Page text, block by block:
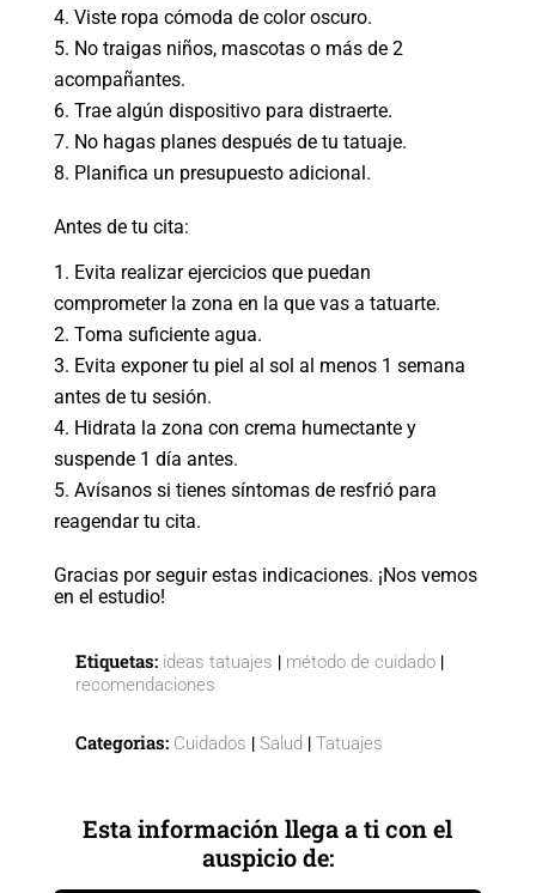
Viste ropa cómoda de color oscuro.
No traigas niños, mascotas o más de 2
acompañantes.
Trae algún dispositivo para distraerte.
No hagas planes después de tu tatuaje.
Planifica un presupuesto adicional.
Antes de tu cita:
Evita realizar ejercicios que puedan
comprometer la zona en la que vas a tatuarte.
Toma suficiente agua.
Evita exponer tu piel al sol al menos 1 semana
antes de tu sesión.
Hidrata la zona con crema humectante y
suspende 1 día antes.
Avísanos si tienes síntomas de resfrió para
reagendar tu cita.
Gracias por seguir estas indicaciones. ¡Nos vemos
en el estudio!
Etiquetas: ideas tatuajes | método de cuidado|
recomendaciones
Categorias: Cuidados | Salud | Tatuajes
Esta información llega a ti con el
auspicio de: